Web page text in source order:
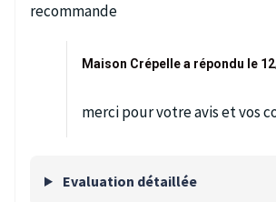
recommande
Maison Crépelle a répondu le
merci pour votre avis et vos
Evaluation détaillée